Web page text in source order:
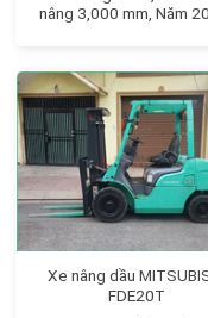
nâng 3,000 mm, Năm
công
Xe nâng dầu
FDE20T